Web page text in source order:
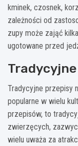
kminek, czosnek,
zależności od
zupy może zająć
ugotowane przed
Tradycyjne przepisy
popularne w wielu
przepisów, to
zwierzęcych,
wielu uważa za